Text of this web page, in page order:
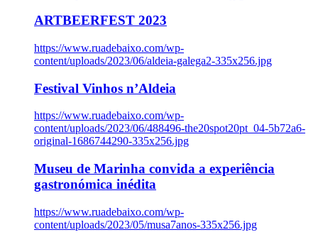
ARTBEERFEST 2023
https://www.ruadebaixo.com/wp-
content/uploads/2023/06/aldeia-galega2-335x256.jpg
Festival Vinhos n’Aldeia
https://www.ruadebaixo.com/wp-
content/uploads/2023/06/488496-the20spot20pt_04-5b72a6-
original-1686744290-335x256.jpg
Museu de Marinha convida a experiência
gastronómica inédita
https://www.ruadebaixo.com/wp-
content/uploads/2023/05/musa7anos-335x256.jpg